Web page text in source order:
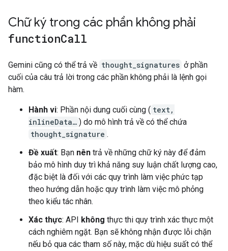
Chữ ký trong các phần không phải
functionCall
Gemini cũng có thể trả về thought_signatures ở phần
cuối của câu trả lời trong các phần không phải là lệnh gọi
hàm.
Hành vi: Phần nội dung cuối cùng ( text,
inlineData… ) do mô hình trả về có thể chứa
thought_signature .
Đề xuất: Bạn nên trả về những chữ ký này để đảm
bảo mô hình duy trì khả năng suy luận chất lượng cao,
đặc biệt là đối với các quy trình làm việc phức tạp
theo hướng dẫn hoặc quy trình làm việc mô phỏng
theo kiểu tác nhân.
Xác thực: API không thực thi quy trình xác thực một
cách nghiêm ngặt. Bạn sẽ không nhận được lỗi chặn
nếu bỏ qua các tham số này, mặc dù hiệu suất có thể